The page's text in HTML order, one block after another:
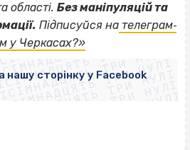
області. Без маніпуляцій та
Підписуйся на телеграм‐
у Черкасах?»
ТРИ НУЛІ
ТРИ НУЛІ
ТРИ НУЛІ
ТРИ НУЛІ
ТРИ НУЛІ
ТРИ НУЛІ
ВІСІМНАДЦЯТЬ ТРИ НУЛІ
ВІСІМНАДЦЯТЬ ТРИ НУЛІ
нашу сторінку у Facebook